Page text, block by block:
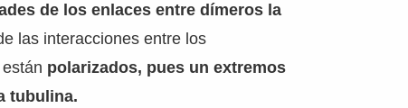
de los enlaces entre dímeros la
las interacciones entre los
polarizados, pues un extremos
tubulina.